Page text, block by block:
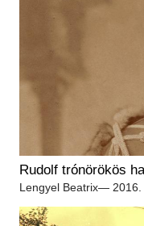
Rudolf trónörökös
Lengyel Beatrix— 2016.